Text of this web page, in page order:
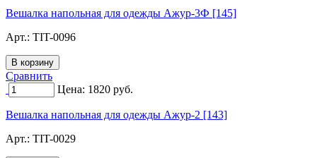
Вешалка напольная для одежды Ажур-3Ф [145]
Арт.: TIT-0096
Сравнить
Цена: 1820 руб.
Вешалка напольная для одежды Ажур-2 [143]
Арт.: TIT-0029